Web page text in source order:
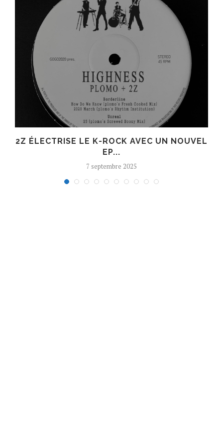
2Z ÉLECTRISE LE K-ROCK AVEC UN NOUVEL
EP...
7 septembre 2025